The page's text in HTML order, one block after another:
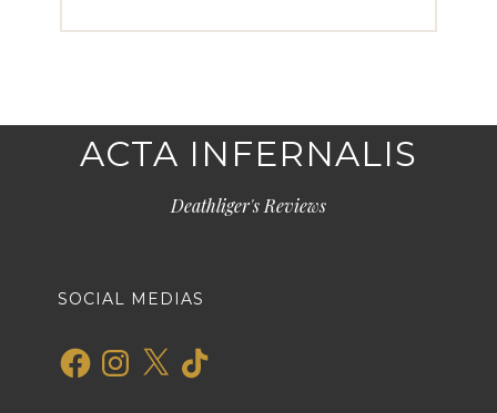
ACTA INFERNALIS
Deathliger's Reviews
SOCIAL MEDIAS
FacebookInstagram
X TikTok